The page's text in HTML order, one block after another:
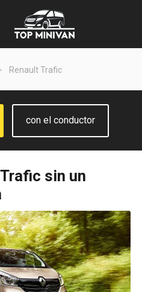
Renault Trafic
con el conductor
sin un